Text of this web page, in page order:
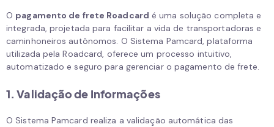
O pagamento de frete Roadcard é uma solução completa e
integrada, projetada para facilitar a vida de transportadoras e
caminhoneiros autônomos. O Sistema Pamcard, plataforma
utilizada pela Roadcard, oferece um processo intuitivo,
automatizado e seguro para gerenciar o pagamento de frete.
1. Validação de Informações
O Sistema Pamcard realiza a validação automática das